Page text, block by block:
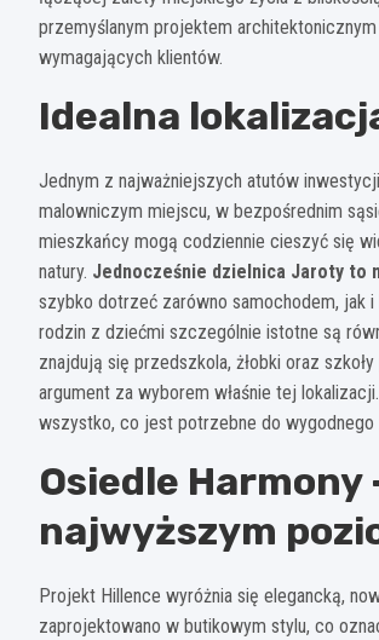
przemyślanym projektem
wymagających klientów.
Idealna
Jednym z najważniejszych atutów
malowniczym miejscu, w bezpośrednim
mieszkańcy mogą codziennie cieszyć się
natury. Jednocześnie dzielnica Jaroty to
szybko dotrzeć zarówno samochodem, jak
rodzin z dziećmi szczególnie istotne są
znajdują się przedszkola, żłobki oraz
argument za wyborem właśnie tej
wszystko, co jest potrzebne do wygodnego
Osiedle
najwyższym
Projekt Hillence wyróżnia się elegancką,
zaprojektowano w butikowym stylu, co